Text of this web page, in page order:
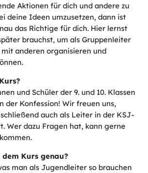
Aktionen für dich und andere zu
deine Ideen umzusetzen, dann ist
das Richtige für dich. Hier lernst
brauchst, um als Gruppenleiter
anderen organisieren und
und Schüler der 9. und 10. Klassen
der Konfession! Wir freuen uns,
auch als Leiter in der KSJ-
Wer dazu Fragen hat, kann gerne
Kurs genau?
man als Jugendleiter so brauchen